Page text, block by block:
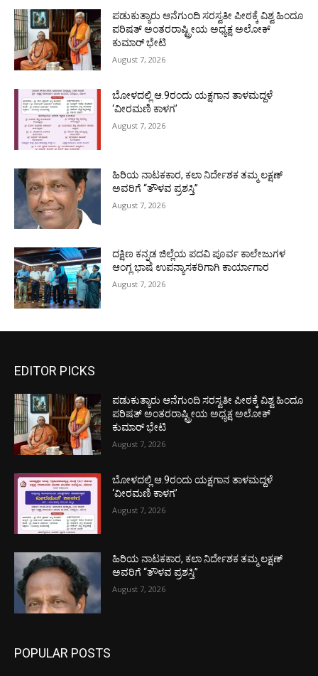
ಪಡುಕುತ್ಯಾರು ಆನೆಗುಂದಿ ಸರಸ್ವತೀ ಪೀಠಕ್ಕೆ ವಿಶ್ವ ಹಿಂದೂ
ಪರಿಷತ್ ಅಂತರರಾಷ್ಟ್ರೀಯ ಅಧ್ಯಕ್ಷ ಅಲೋಕ್
ಕುಮಾರ್ ಭೇಟಿ
August 7, 2026
ಬೋಳದಲ್ಲಿ ಆ.9ರಂದು ಯಕ್ಷಗಾನ ತಾಳಮದ್ದಳೆ
‘ವೀರಮಣಿ ಕಾಳಗ’
August 7, 2026
ಹಿರಿಯ ನಾಟಕಕಾರ, ಕಲಾ ನಿರ್ದೇಶಕ ತಮ್ಮ ಲಕ್ಷಣ್
ಅವರಿಗೆ “ತೌಳವ ಪ್ರಶಸ್ತಿ”
August 7, 2026
ದಕ್ಷಿಣ ಕನ್ನಡ ಜಿಲ್ಲೆಯ ಪದವಿ ಪೂರ್ವ ಕಾಲೇಜುಗಳ
ಆಂಗ್ಲ ಭಾಷೆ ಉಪನ್ಯಾಸಕರಿಗಾಗಿ ಕಾರ್ಯಾಗಾರ
August 7, 2026
EDITOR PICKS
ಪಡುಕುತ್ಯಾರು ಆನೆಗುಂದಿ ಸರಸ್ವತೀ ಪೀಠಕ್ಕೆ ವಿಶ್ವ ಹಿಂದೂ
ಪರಿಷತ್ ಅಂತರರಾಷ್ಟ್ರೀಯ ಅಧ್ಯಕ್ಷ ಅಲೋಕ್
ಕುಮಾರ್ ಭೇಟಿ
August 7, 2026
ಬೋಳದಲ್ಲಿ ಆ.9ರಂದು ಯಕ್ಷಗಾನ ತಾಳಮದ್ದಳೆ
‘ವೀರಮಣಿ ಕಾಳಗ’
August 7, 2026
ಹಿರಿಯ ನಾಟಕಕಾರ, ಕಲಾ ನಿರ್ದೇಶಕ ತಮ್ಮ ಲಕ್ಷಣ್
ಅವರಿಗೆ “ತೌಳವ ಪ್ರಶಸ್ತಿ”
August 7, 2026
POPULAR POSTS